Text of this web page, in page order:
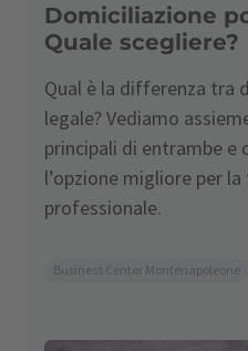
Domiciliazione
Quale scegliere?
Qual è la differenza tra
legale? Vediamo
principali di entrambe e
l’opzione migliore per
professionale.
Business Center Montenapoleone